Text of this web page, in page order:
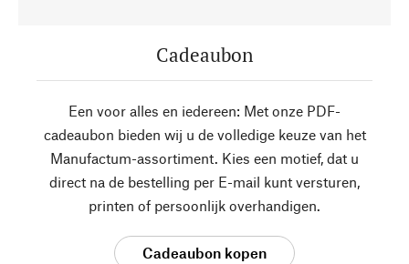
Cadeaubon
Een voor alles en iedereen: Met onze PDF-
cadeaubon bieden wij u de volledige keuze van het
Manufactum-assortiment. Kies een motief, dat u
direct na de bestelling per E-mail kunt versturen,
printen of persoonlijk overhandigen.
Cadeaubon kopen